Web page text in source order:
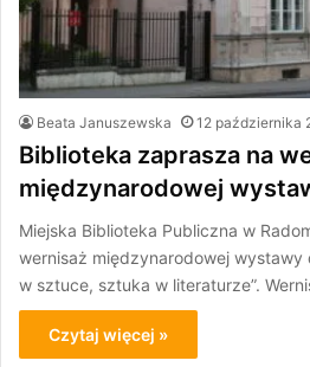
Beata Januszewska 12 października
Biblioteka zaprasza na
międzynarodowej
Miejska Biblioteka Publiczna w
wernisaż międzynarodowej wystawy
w sztuce, sztuka w literaturze”.
Czytaj więcej »